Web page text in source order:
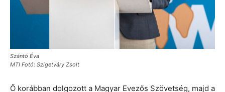
Szántó Éva
MTI Fotó: Szigetváry Zsolt
Ő korábban dolgozott a Magyar Evezős Szövetség, majd a